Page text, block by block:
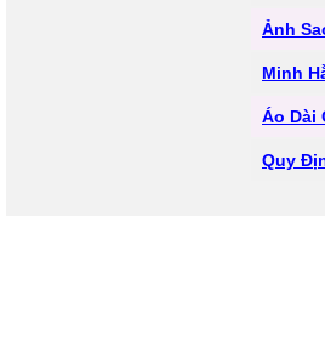
Ảnh
Minh
Áo Dài
Quy